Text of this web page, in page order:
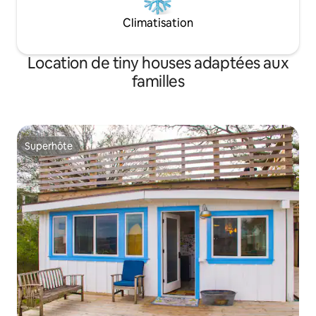
Climatisation
Location de tiny houses adaptées aux
familles
Superhôte
Superhôte